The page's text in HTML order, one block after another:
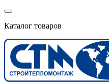
Каталог товаров